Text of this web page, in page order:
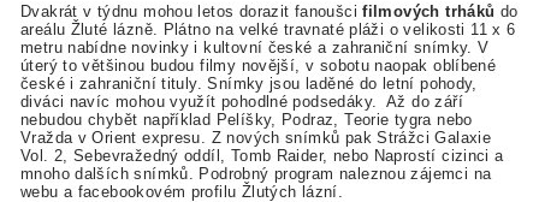
Dvakrát v týdnu mohou letos dorazit fanoušcifilmových trháků do
areálu Žluté lázně. Plátno na velké travnaté pláži o velikosti 11 x 6
metru nabídne novinky i kultovní české a zahraniční snímky. V
úterý to většinou budou filmy novější, v sobotu naopak oblíbené
české i zahraniční tituly. Snímky jsou laděné do letní pohody,
diváci navíc mohou využít pohodlné podsedáky. Až do září
nebudou chybět například Pelíšky, Podraz, Teorie tygra nebo
Vražda v Orient expresu. Z nových snímků pak Strážci Galaxie
Vol. 2, Sebevražedný oddíl, Tomb Raider, nebo Naprostí cizinci a
mnoho dalších snímků. Podrobný program naleznou zájemci na
webu a facebookovém profilu Žlutých lázní.